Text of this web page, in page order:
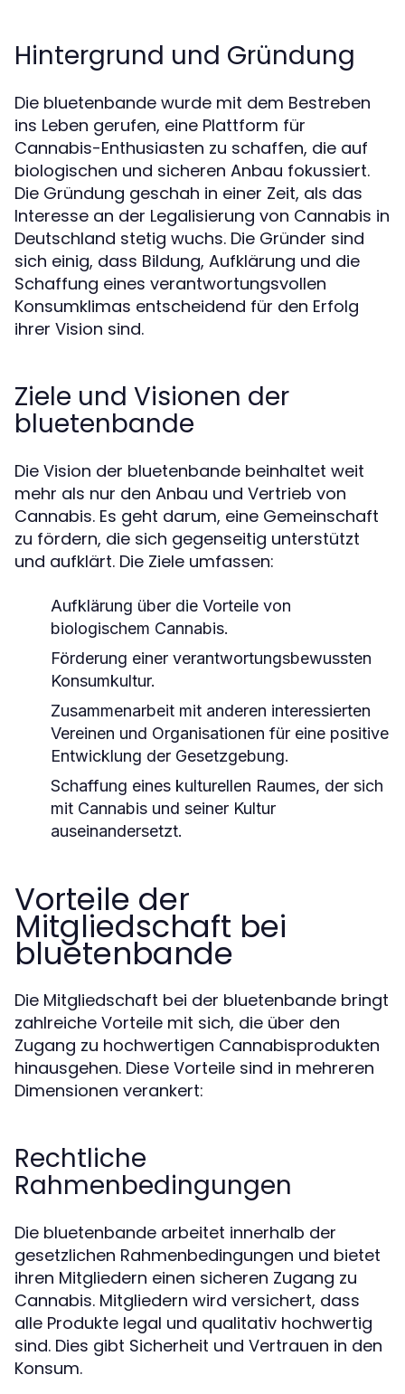
Hintergrund und Gründung
Die bluetenbande wurde mit dem Bestreben
ins Leben gerufen, eine Plattform für
Cannabis-Enthusiasten zu schaffen, die auf
biologischen und sicheren Anbau fokussiert.
Die Gründung geschah in einer Zeit, als das
Interesse an der Legalisierung von Cannabis in
Deutschland stetig wuchs. Die Gründer sind
sich einig, dass Bildung, Aufklärung und die
Schaffung eines verantwortungsvollen
Konsumklimas entscheidend für den Erfolg
ihrer Vision sind.
Ziele und Visionen der
bluetenbande
Die Vision der bluetenbande beinhaltet weit
mehr als nur den Anbau und Vertrieb von
Cannabis. Es geht darum, eine Gemeinschaft
zu fördern, die sich gegenseitig unterstützt
und aufklärt. Die Ziele umfassen:
Aufklärung über die Vorteile von
biologischem Cannabis.
Förderung einer verantwortungsbewussten
Konsumkultur.
Zusammenarbeit mit anderen interessierten
Vereinen und Organisationen für eine positive
Entwicklung der Gesetzgebung.
Schaffung eines kulturellen Raumes, der sich
mit Cannabis und seiner Kultur
auseinandersetzt.
Vorteile der
Mitgliedschaft bei
bluetenbande
Die Mitgliedschaft bei der bluetenbande bringt
zahlreiche Vorteile mit sich, die über den
Zugang zu hochwertigen Cannabisprodukten
hinausgehen. Diese Vorteile sind in mehreren
Dimensionen verankert:
Rechtliche
Rahmenbedingungen
Die bluetenbande arbeitet innerhalb der
gesetzlichen Rahmenbedingungen und bietet
ihren Mitgliedern einen sicheren Zugang zu
Cannabis. Mitgliedern wird versichert, dass
alle Produkte legal und qualitativ hochwertig
sind. Dies gibt Sicherheit und Vertrauen in den
Konsum.